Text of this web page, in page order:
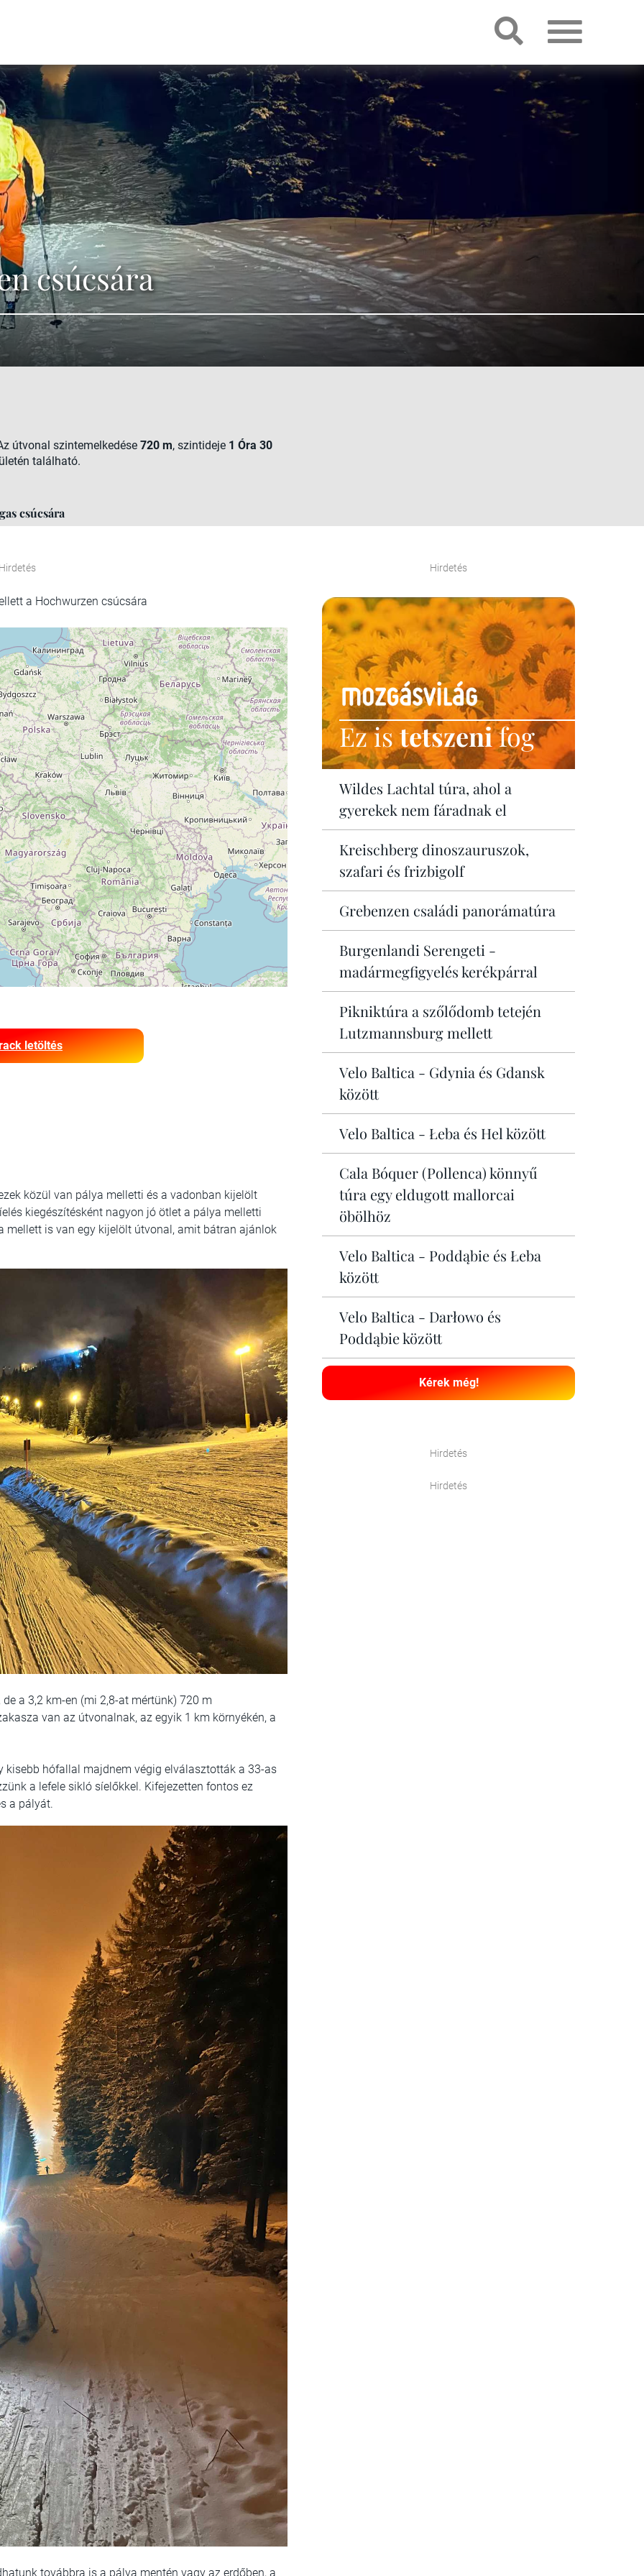
csúcsára
útvonal szintemelkedése 720 m, szintideje 1 Óra 30
található.
csúcsára
a Hochwurzen csúcsára
letöltés
közül van pálya melletti és a vadonban kijelölt
kiegészítésként nagyon jó ötlet a pálya melletti
is van egy kijelölt útvonal, amit bátran ajánlok
a 3,2 km-en (mi 2,8-at mértünk) 720 m
van az útvonalnak, az egyik 1 km környékén, a
hófallal majdnem végig elválasztották a 33-as
a lefele sikló síelőkkel. Kifejezetten fontos ez
a pályát.
továbbra is a pálya mentén vagy az erdőben, a
Hirdetés
Ez istetszenifog
Wildes Lachtal túra, ahol a
gyerekek nem fáradnak el
Kreischberg dinoszauruszok,
szafari és frizbigolf
Grebenzen családi panorámatúra
Burgenlandi Serengeti -
madármegfigyelés kerékpárral
Pikniktúra a szőlődomb tetején
Lutzmannsburg mellett
Velo Baltica - Gdynia és Gdansk
között
Velo Baltica - Łeba és Hel között
Cala Bóquer (Pollenca) könnyű
túra egy eldugott mallorcai
öbölhöz
Velo Baltica - Poddąbie és Łeba
között
Velo Baltica - Darłowo és
Poddąbie között
Kérek még!
Hirdetés
Hirdetés